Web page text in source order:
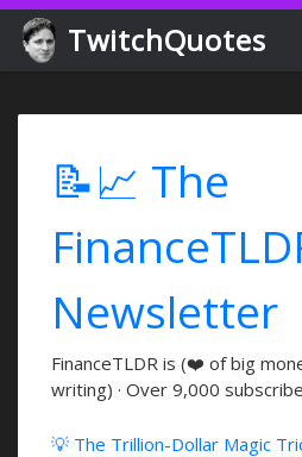
TwitchQuotes
📝📈 The
Newsletter
FinanceTLDR is (❤️ of big
writing) · Over 9,000
💡 The Trillion-Dollar Magic